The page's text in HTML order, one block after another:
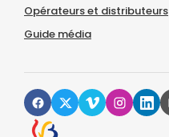
Opérateurs et distributeurs
Guide média